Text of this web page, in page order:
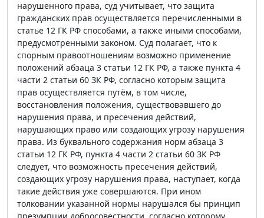
нарушенного права, суд учитывает, что защита
гражданских прав осуществляется перечисленными в
статье 12 ГК РФ способами, а также иными способами,
предусмотренными законом. Суд полагает, что к
спорным правоотношениям возможно применение
положений абзаца 3 статьи 12 ГК РФ, а также пункта 4
части 2 статьи 60 ЗК РФ, согласно которым защита
прав осуществляется путём, в том числе,
восстановления положения, существовавшего до
нарушения права, и пресечения действий,
нарушающих право или создающих угрозу нарушения
права. Из буквального содержания норм абзаца 3
статьи 12 ГК РФ, пункта 4 части 2 статьи 60 ЗК РФ
следует, что возможность пресечения действий,
создающих угрозу нарушения права, наступает, когда
такие действия уже совершаются. При ином
толковании указанной нормы нарушался бы принцип
презумпции добросовестности, согласно которому